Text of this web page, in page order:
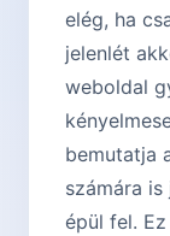
elég, ha
jelenlét
weboldal
bemutatja
számára
épül fel.